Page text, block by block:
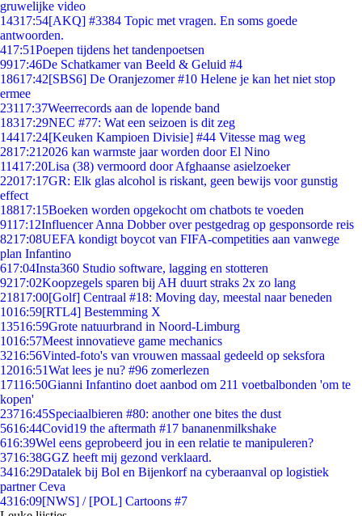
gruwelijke video
14317:54[AKQ] #3384 Topic met vragen. En soms goede
antwoorden.
417:51Poepen tijdens het tandenpoetsen
9917:46De Schatkamer van Beeld & Geluid #4
18617:42[SBS6] De Oranjezomer #10 Helene je kan het niet stop
ermee
23117:37Weerrecords aan de lopende band
18317:29NEC #77: Wat een seizoen is dit zeg
14417:24[Keuken Kampioen Divisie] #44 Vitesse mag weg
2817:21 2026 kan warmste jaar worden door El Nino
11417:20Lisa (38) vermoord door Afghaanse asielzoeker
22017:17GR: Elk glas alcohol is riskant, geen bewijs voor gunstig
effect
18817:15Boeken worden opgekocht om chatbots te voeden
9117:12Influencer Anna Dobber over pestgedrag op gesponsorde reis
8217:08UEFA kondigt boycot van FIFA-competities aan vanwege
plan Infantino
617:04Insta360 Studio software, lagging en stotteren
9217:02Koopzegels sparen bij AH duurt straks 2x zo lang
21817:00[Golf] Centraal #18: Moving day, meestal naar beneden
1016:59[RTL4] Bestemming X
13516:59Grote natuurbrand in Noord-Limburg
1016:57Meest innovatieve game mechanics
3216:56Vinted-foto's van vrouwen massaal gedeeld op seksfora
12016:51Wat lees je nu? #96 zomerlezen
17116:50Gianni Infantino doet aanbod om 211 voetbalbonden 'om te
kopen'
23716:45Speciaalbieren #80: another one bites the dust
5616:44Covid19 the aftermath #17 bananenmilkshake
616:39Wel eens geprobeerd jou in een relatie te manipuleren?
3716:38GGZ heeft mij gezond verklaard.
3416:29Datalek bij Bol en Bijenkorf na cyberaanval op logistiek
partner Ceva
4316:09[NWS] / [POL] Cartoons #7